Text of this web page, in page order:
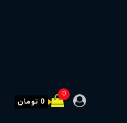
0
0 تومان